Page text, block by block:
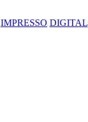
IMPRESSO DIGITAL